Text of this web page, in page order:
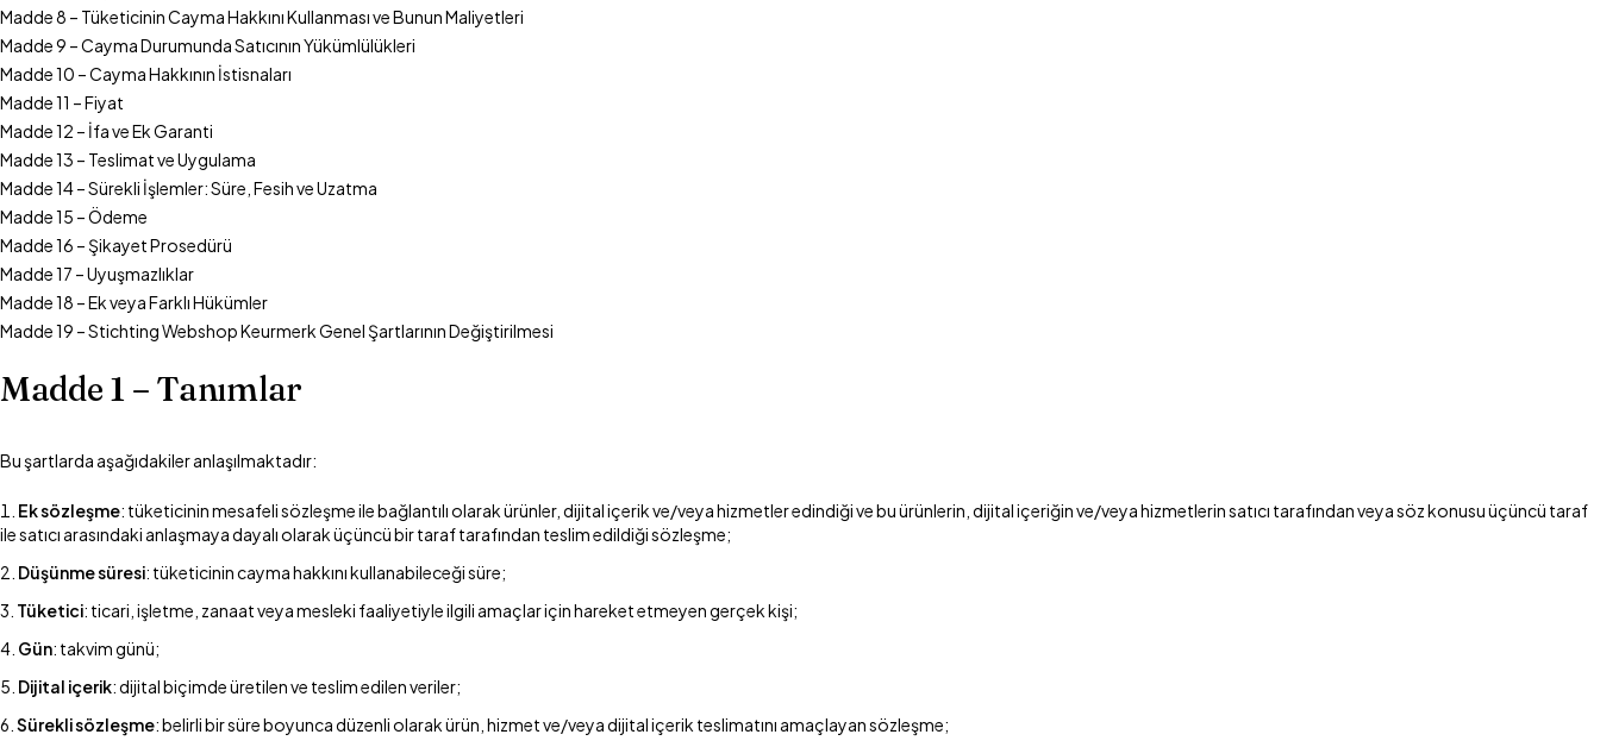
Madde 8 – Tüketicinin Cayma Hakkını Kullanması ve Bunun Maliyetleri
Madde 9 – Cayma Durumunda Satıcının Yükümlülükleri
Madde 10 – Cayma Hakkının İstisnaları
Madde 11 – Fiyat
Madde 12 – İfa ve Ek Garanti
Madde 13 – Teslimat ve Uygulama
Madde 14 – Sürekli İşlemler: Süre, Fesih ve Uzatma
Madde 15 – Ödeme
Madde 16 – Şikayet Prosedürü
Madde 17 – Uyuşmazlıklar
Madde 18 – Ek veya Farklı Hükümler
Madde 19 – Stichting Webshop Keurmerk Genel Şartlarının Değiştirilmesi
Madde 1 – Tanımlar
Bu şartlarda aşağıdakiler anlaşılmaktadır:
Ek sözleşme: tüketicinin mesafeli sözleşme ile bağlantılı olarak ürünler, dijital içerik ve/veya hizmetler edindiği ve bu ürünlerin, dijital içeriğin ve/veya hizmetlerin satıcı tarafından veya söz konusu üçüncü taraf
ile satıcı arasındaki anlaşmaya dayalı olarak üçüncü bir taraf tarafından teslim edildiği sözleşme;
Düşünme süresi: tüketicinin cayma hakkını kullanabileceği süre;
Tüketici: ticari, işletme, zanaat veya mesleki faaliyetiyle ilgili amaçlar için hareket etmeyen gerçek kişi;
Gün: takvim günü;
Dijital içerik: dijital biçimde üretilen ve teslim edilen veriler;
Sürekli sözleşme: belirli bir süre boyunca düzenli olarak ürün, hizmet ve/veya dijital içerik teslimatını amaçlayan sözleşme;